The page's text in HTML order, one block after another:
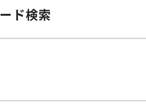
よび中長期的な法務
の折衝・連携および
営陣に対する法的論
ド検索